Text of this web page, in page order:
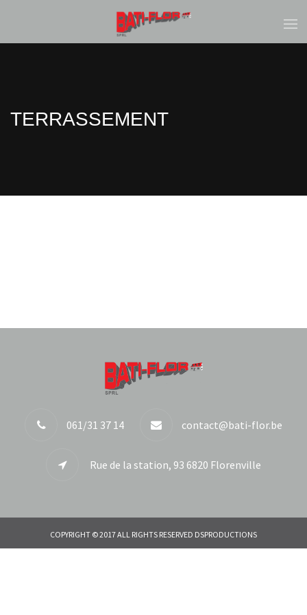
TERRASSEMENT
061/31 37 14 contact@bati-flor.be
Rue de la station, 93 6820 Florenville
COPYRIGHT © 2017 ALL RIGHTS RESERVED DSPRODUCTIONS